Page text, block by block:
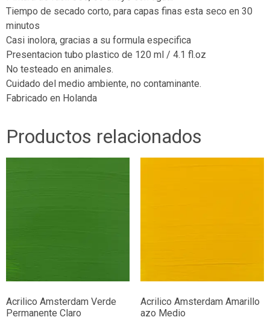
Tiempo de secado corto, para capas finas esta seco en 30
minutos
Casi inolora, gracias a su formula especifica
Presentacion tubo plastico de 120 ml / 4.1 fl.oz
No testeado en animales.
Cuidado del medio ambiente, no contaminante.
Fabricado en Holanda
Productos relacionados
Acrilico Amsterdam Verde
Permanente Claro
Acrilico Amsterdam Amarillo
azo Medio